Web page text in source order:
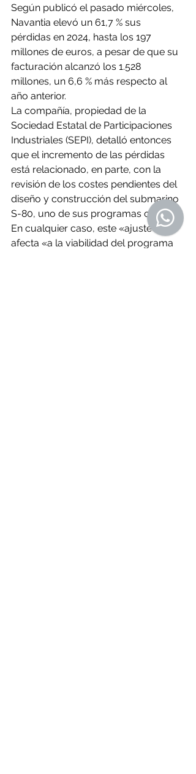
Según publicó el pasado miércoles,
Navantia elevó un 61,7 % sus
pérdidas en 2024, hasta los 197
millones de euros, a pesar de que su
facturación alcanzó los 1.528
millones, un 6,6 % más respecto al
año anterior.
La compañía, propiedad de la
Sociedad Estatal de Participaciones
Industriales (SEPI), detalló entonces
que el incremento de las pérdidas
está relacionado, en parte, con la
revisión de los costes pendientes del
diseño y construcción del submarino
S-80, uno de sus programas clave.
En cualquier caso, este «ajuste» no
afecta «a la viabilidad del programa